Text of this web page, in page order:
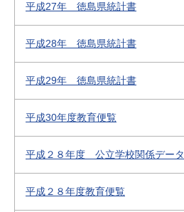
平成27年 徳島県統計書
平成28年 徳島県統計書
平成29年 徳島県統計書
平成30年度教育便覧
平成２８年度 公立学校関係データ
平成２８年度教育便覧